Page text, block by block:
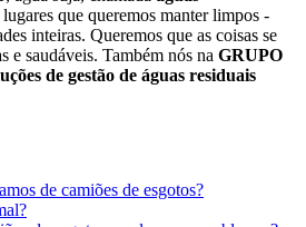
que queremos manter limpos -
inteiras. Queremos que as coisas se
e saudáveis. Também nós na GRUPO
de gestão de águas residuais
de camiões de esgotos?